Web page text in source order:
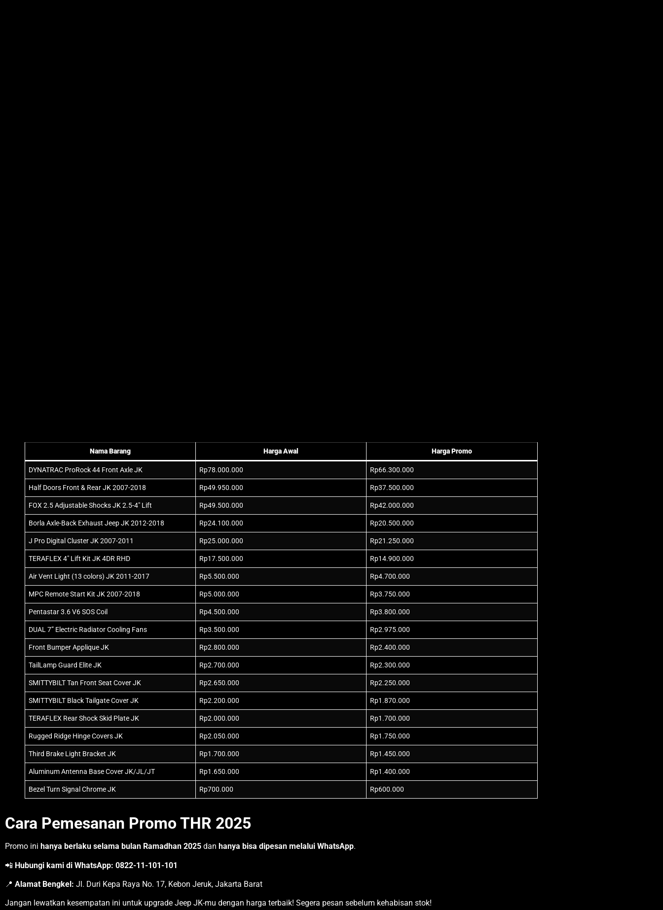
Nama Barang Harga Awal Harga Promo
DYNATRAC ProRock 44 Front Axle JK Rp78.000.000 Rp66.300.000
Half Doors Front & Rear JK 2007-2018 Rp49.950.000 Rp37.500.000
FOX 2.5 Adjustable Shocks JK 2.5-4″ Lift Rp49.500.000 Rp42.000.000
Borla Axle-Back Exhaust Jeep JK 2012-2018 Rp24.100.000 Rp20.500.000
J Pro Digital Cluster JK 2007-2011 Rp25.000.000 Rp21.250.000
TERAFLEX 4″ Lift Kit JK 4DR RHD Rp17.500.000 Rp14.900.000
Air Vent Light (13 colors) JK 2011-2017 Rp5.500.000 Rp4.700.000
MPC Remote Start Kit JK 2007-2018 Rp5.000.000 Rp3.750.000
Pentastar 3.6 V6 SOS Coil Rp4.500.000 Rp3.800.000
DUAL 7” Electric Radiator Cooling Fans Rp3.500.000 Rp2.975.000
Front Bumper Applique JK Rp2.800.000 Rp2.400.000
TailLamp Guard Elite JK Rp2.700.000 Rp2.300.000
SMITTYBILT Tan Front Seat Cover JK Rp2.650.000 Rp2.250.000
SMITTYBILT Black Tailgate Cover JK Rp2.200.000 Rp1.870.000
TERAFLEX Rear Shock Skid Plate JK Rp2.000.000 Rp1.700.000
Rugged Ridge Hinge Covers JK Rp2.050.000 Rp1.750.000
Third Brake Light Bracket JK Rp1.700.000 Rp1.450.000
Aluminum Antenna Base Cover JK/JL/JT Rp1.650.000 Rp1.400.000
Bezel Turn Signal Chrome JK Rp700.000 Rp600.000
Cara Pemesanan Promo THR 2025
Promo ini hanya berlaku selama bulan Ramadhan 2025 dan hanya bisa dipesan melalui WhatsApp.
📲 Hubungi kami di WhatsApp: 0822-11-101-101
📍 Alamat Bengkel: Jl. Duri Kepa Raya No. 17, Kebon Jeruk, Jakarta Barat
Jangan lewatkan kesempatan ini untuk upgrade Jeep JK-mu dengan harga terbaik! Segera pesan sebelum kehabisan stok!